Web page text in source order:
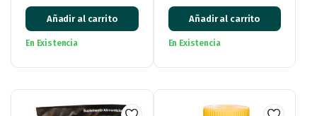
Añadir al carrito
En Existencia
Añadir al carrito
En Existencia